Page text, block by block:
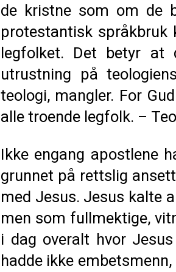
de kristne som om de
protestantisk språkbruk
legfolket. Det betyr at
utrustning på
teologi, mangler. For
alle troende legfolk. –
Ikke engang apostlene
grunnet på rettslig
med Jesus. Jesus kalte
men som fullmektige,
i dag overalt hvor
hadde ikke